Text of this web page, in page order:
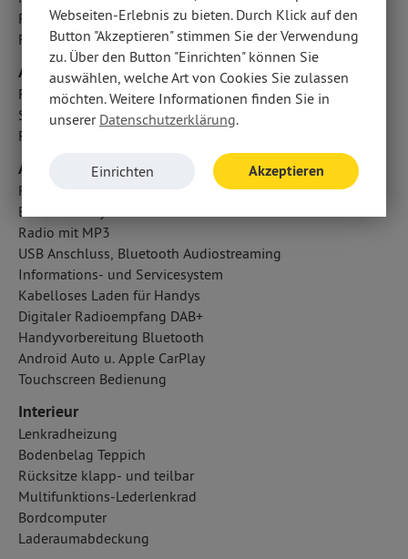
Reifendruckkontrolle
Fahrlichtautomatik
Airbags
Fondairbags: Vorhangairbags
Seitenairbag vorn
Fahrer- /Beifahrerairbag
Audio & Kommunikation
Radio-Navigationssystem
Bose Soundsystem
Radio mit MP3
USB Anschluss, Bluetooth Audiostreaming
Informations- und Servicesystem
Kabelloses Laden für Handys
Digitaler Radioempfang DAB+
Handyvorbereitung Bluetooth
Android Auto u. Apple CarPlay
Touchscreen Bedienung
Interieur
Lenkradheizung
Bodenbelag Teppich
Rücksitze klapp- und teilbar
Multifunktions-Lederlenkrad
Bordcomputer
Laderaumabdeckung
Webseiten-Erlebnis zu bieten. Durch Klick auf den
Button "Akzeptieren" stimmen Sie der Verwendung
zu. Über den Button "Einrichten" können Sie
auswählen, welche Art von Cookies Sie zulassen
möchten. Weitere Informationen finden Sie in
unserer Datenschutzerklärung.
Einrichten Akzeptieren